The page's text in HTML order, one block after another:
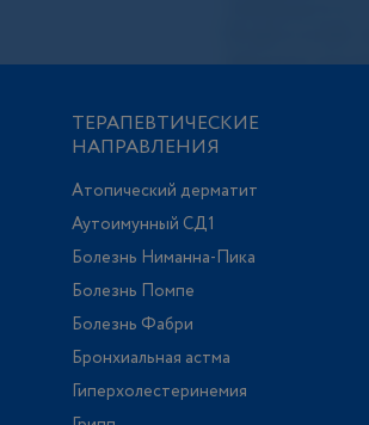
ТЕРАПЕВТИЧЕСКИЕ
НАПРАВЛЕНИЯ
Атопический дерматит
Аутоимунный СД1
Болезнь Ниманна-Пика
Болезнь Помпе
Болезнь Фабри
Бронхиальная астма
Гиперхолестеринемия